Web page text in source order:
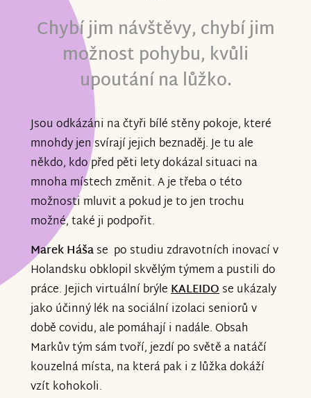
Chybí jim návštěvy, chybí jim
možnost pohybu, kvůli
upoutání na lůžko.
Jsou odkázáni na čtyři bílé stěny pokoje, které
mnohdy jen svírají jejich beznaděj. Je tu ale
někdo, kdo před pěti lety dokázal situaci na
mnoha místech změnit. A je třeba o této
možnosti mluvit a pokud je to jen trochu
možné, také ji podpořit.
Marek Hášase po studiu zdravotních inovací v
Holandsku obklopil skvělým týmem a pustili do
práce. Jejich virtuální brýleKALEIDOse ukázaly
jako účinný lék na sociální izolaci seniorů v
době covidu, ale pomáhají i nadále. Obsah
Markův tým sám tvoří, jezdí po světě a natáčí
kouzelná místa, na která pak i z lůžka dokáží
vzít kohokoli.